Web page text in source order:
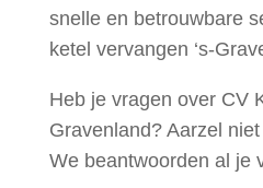
snelle en betrouwbare
ketel vervangen ‘s-
Heb je vragen over CV
Gravenland? Aarzel
We beantwoorden al je